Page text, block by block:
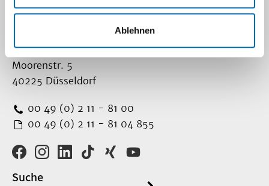
Ablehnen
Universitätsklinikum Düsseldorf
Moorenstr. 5
40225 Düsseldorf
00 49 (0) 2 11 - 81 00
00 49 (0) 2 11 - 81 04 855
Suche